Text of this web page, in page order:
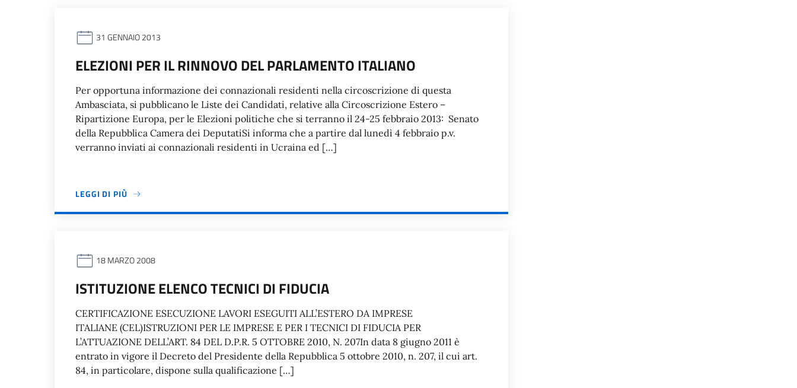
31 GENNAIO 2013
ELEZIONI PER IL RINNOVO DEL PARLAMENTO ITALIANO
Per opportuna informazione dei connazionali residenti nella circoscrizione di questa
Ambasciata, si pubblicano le Liste dei Candidati, relative alla Circoscrizione Estero –
Ripartizione Europa, per le Elezioni politiche che si terranno il 24-25 febbraio 2013: Senato
della Repubblica Camera dei DeputatiSi informa che a partire dal lunedì 4 febbraio p.v.
verranno inviati ai connazionali residenti in Ucraina ed […]
LEGGI DI PIÙ
18 MARZO 2008
ISTITUZIONE ELENCO TECNICI DI FIDUCIA
CERTIFICAZIONE ESECUZIONE LAVORI ESEGUITI ALL’ESTERO DA IMPRESE
ITALIANE (CEL)ISTRUZIONI PER LE IMPRESE E PER I TECNICI DI FIDUCIA PER
L’ATTUAZIONE DELL’ART. 84 DEL D.P.R. 5 OTTOBRE 2010, N. 207In data 8 giugno 2011 è
entrato in vigore il Decreto del Presidente della Repubblica 5 ottobre 2010, n. 207, il cui art.
84, in particolare, dispone sulla qualificazione […]